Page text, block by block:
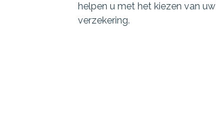
helpen u met het kiezen van uw
verzekering.